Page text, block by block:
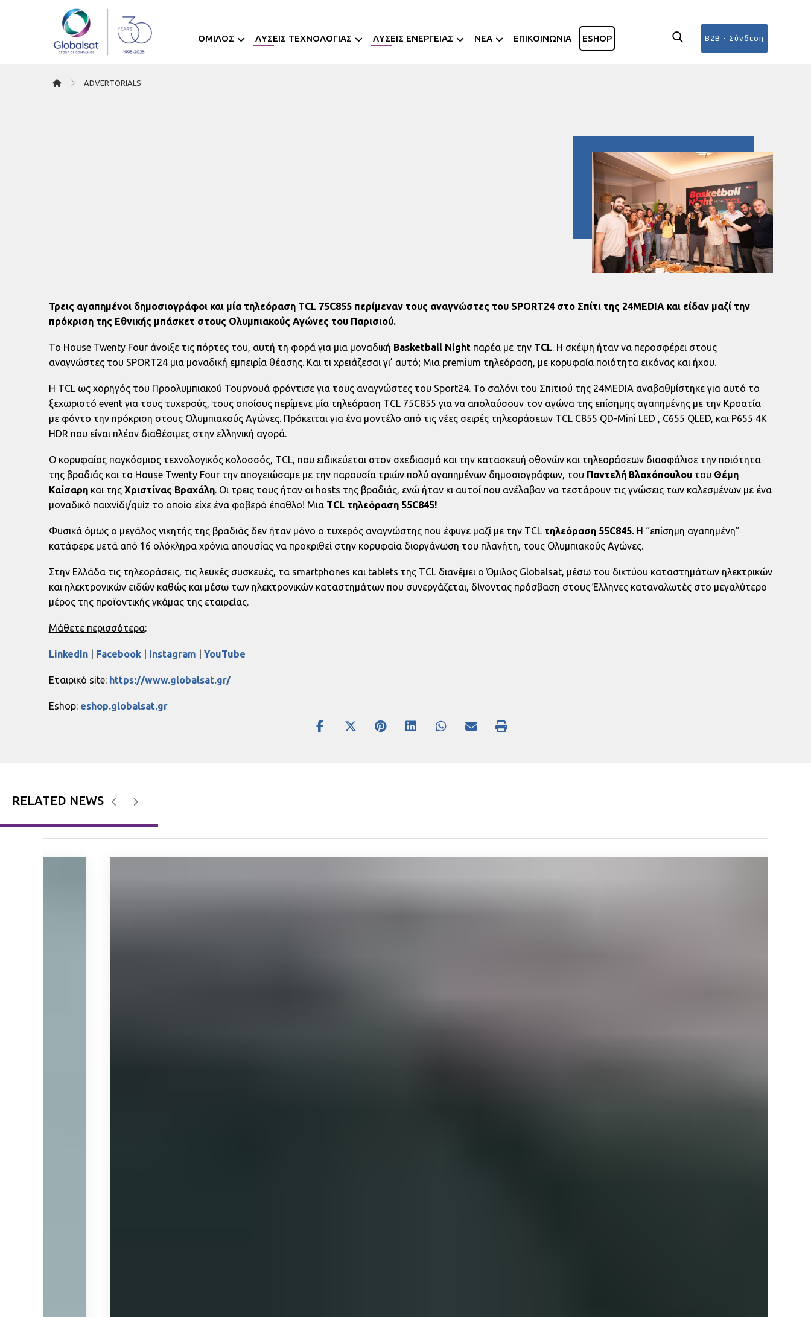
ΟΜΙΛΟΣ ΛΥΣΕΙΣ ΤΕΧΝΟΛΟΓΙΑΣ ΛΥΣΕΙΣ ΕΝΕΡΓΕΙΑΣ NEA ΕΠΙΚΟΙΝΩΝΙΑ ESHOP B2B - Σύνδεση
ΑDVERTORIALS
Τρεις αγαπημένοι δημοσιογράφοι και μία τηλεόραση TCL 75C855 περίμεναν τους αναγνώστες του SPORT24 στο Σπίτι της 24MEDIA και είδαν μαζί την
πρόκριση της Εθνικής μπάσκετ στους Ολυμπιακούς Αγώνες του Παρισιού.
Το House Twenty Four άνοιξε τις πόρτες του, αυτή τη φορά για μια μοναδική Basketball Night παρέα με την TCL. Η σκέψη ήταν να περοσφέρει στους
αναγνώστες του SPORT24 μια μοναδική εμπειρία θέασης. Και τι χρειάζεσαι γι’ αυτό; Μια premium τηλεόραση, με κορυφαία ποιότητα εικόνας και ήχου.
Η TCL ως χορηγός του Προολυμπιακού Τουρνουά φρόντισε για τους αναγνώστες του Sport24. Το σαλόνι του Σπιτιού της 24MEDIA αναβαθμίστηκε για αυτό το
ξεχωριστό event για τους τυχερούς, τους οποίους περίμενε μία τηλεόραση TCL 75C855 για να απολαύσουν τον αγώνα της επίσημης αγαπημένης με την Κροατία
με φόντο την πρόκριση στους Ολυμπιακούς Αγώνες. Πρόκειται για ένα μοντέλο από τις νέες σειρές τηλεοράσεων TCL C855 QD-Mini LED , C655 QLED, και P655 4K
HDR που είναι πλέον διαθέσιμες στην ελληνική αγορά.
Ο κορυφαίος παγκόσμιος τεχνολογικός κολοσσός, TCL, που ειδικεύεται στον σχεδιασμό και την κατασκευή οθονών και τηλεοράσεων διασφάλισε την ποιότητα
της βραδιάς και το House Twenty Four την απογειώσαμε με την παρουσία τριών πολύ αγαπημένων δημοσιογράφων, του Παντελή Βλαχόπουλουτου Θέμη
Καίσαρηκαι της Χριστίνας Βραχάλη. Οι τρεις τους ήταν οι hosts της βραδιάς, ενώ ήταν κι αυτοί που ανέλαβαν να τεστάρουν τις γνώσεις των καλεσμένων με ένα
μοναδικό παιχνίδι/quiz το οποίο είχε ένα φοβερό έπαθλο! Μια TCL τηλεόραση 55C845!
Φυσικά όμως ο μεγάλος νικητής της βραδιάς δεν ήταν μόνο ο τυχερός αναγνώστης που έφυγε μαζί με την TCL τηλεόραση 55C845. Η “επίσημη αγαπημένη”
κατάφερε μετά από 16 ολόκληρα χρόνια απουσίας να προκριθεί στην κορυφαία διοργάνωση του πλανήτη, τους Ολυμπιακούς Αγώνες.
Στην Ελλάδα τις τηλεοράσεις, τις λευκές συσκευές, τα smartphones και tablets της TCL διανέμει ο Όμιλος Globalsat, μέσω του δικτύου καταστημάτων ηλεκτρικών
και ηλεκτρονικών ειδών καθώς και μέσω των ηλεκτρονικών καταστημάτων που συνεργάζεται, δίνοντας πρόσβαση στους Έλληνες καταναλωτές στο μεγαλύτερο
μέρος της προϊοντικής γκάμας της εταιρείας.
Μάθετε περισσότερα:
LinkedIn| Facebook| Instagram YouTube
Εταιρικό site: https://www.globalsat.gr/
Eshop: eshop.globalsat.gr
RELATED NEWS